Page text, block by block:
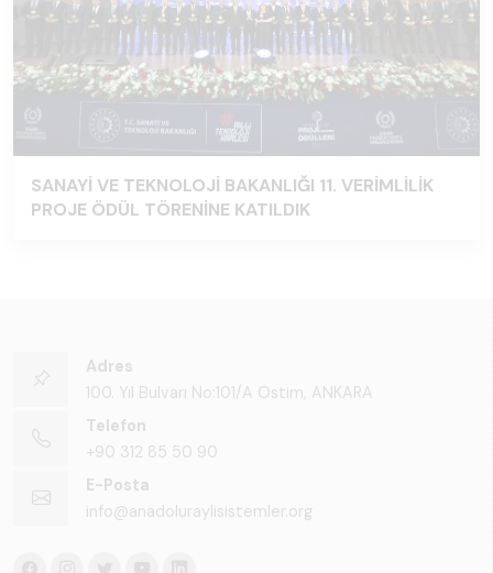
SANAYİ VE TEKNOLOJİ BAKANLIĞI 11. VERİMLİLİK
PROJE ÖDÜL TÖRENİNE KATILDIK
Adres
100. Yıl Bulvarı No:101/A Ostim, ANKARA
Telefon
+90 312 85 50 90
E-Posta
info@anadoluraylisistemler.org